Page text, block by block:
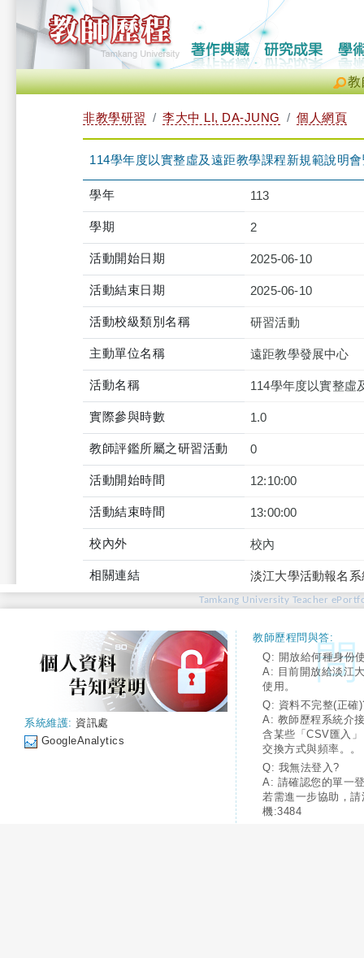
教
非教學研習 李大中 LI, DA-JUNG 個人網頁
114學年度以實整虛及遠距教學課程新規範說明
學年 113
學期 2
活動開始日期 2025-06-10
活動結束日期 2025-06-10
活動校級類別名稱 研習活動
主動單位名稱 遠距教學發展中心
活動名稱 114學年度以實整虛
實際參與時數 1.0
教師評鑑所屬之研習活動 0
活動開始時間 12:10:00
活動結束時間 13:00:00
校內外 校內
相關連結 淡江大學活動報名
Tamkang University Teacher
系統維護: 資訊處
GoogleAnalytics
教師歷程問與答:
Q: 開放給何種身份
A: 目前開放給淡江
使用。
Q: 資料不完整(正確
A: 教師歷程系統介
含某些「CSV匯入
交換方式與頻率。。
Q: 我無法登入?
A: 請確認您的單一
若需進一步協助，
機:3484